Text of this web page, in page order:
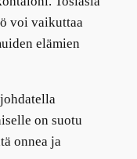
voi vaikuttaa
elämien
on suotu
onnea ja